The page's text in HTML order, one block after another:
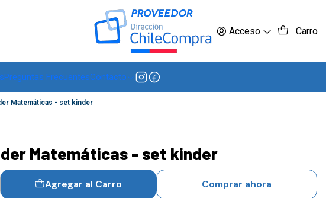
Acceso Carro
Preguntas FrecuentesContacto
-
Matemáticas - set kinder
Matemáticas - set kinder
Agregar al Carro Comprar ahora